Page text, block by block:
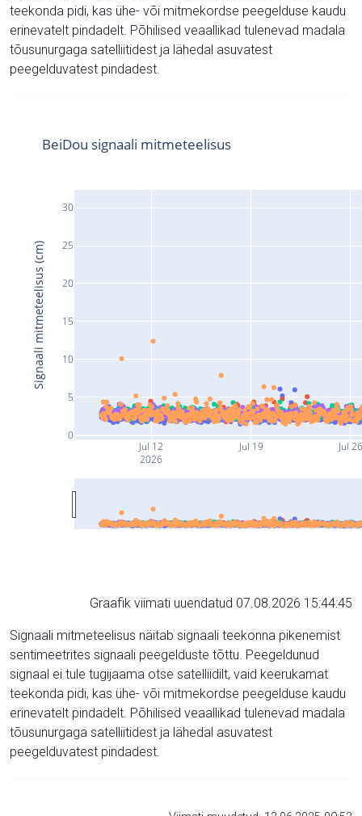
teekonda pidi, kas ühe- või mitmekordse peegelduse kaudu
erinevatelt pindadelt. Põhilised veaallikad tulenevad madala
tõusunurgaga satelliitidest ja lähedal asuvatest
peegelduvatest pindadest.
Jul 12
2026
Jul 19 Jul 26
0
5
10
15
20
25
30
BeiDou signaali mitmeteelisus
Signaali mitmeteelisus (cm)
Graafik viimati uuendatud 07.08.2026 15:44:45
Signaali mitmeteelisus näitab signaali teekonna pikenemist
sentimeetrites signaali peegelduste tõttu. Peegeldunud
signaal ei tule tugijaama otse satelliidilt, vaid keerukamat
teekonda pidi, kas ühe- või mitmekordse peegelduse kaudu
erinevatelt pindadelt. Põhilised veaallikad tulenevad madala
tõusunurgaga satelliitidest ja lähedal asuvatest
peegelduvatest pindadest.